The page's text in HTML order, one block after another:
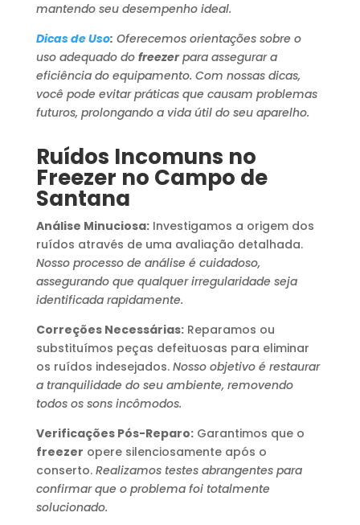
mantendo seu desempenho ideal.
Dicas de Uso: Oferecemos orientações sobre o
uso adequado do freezerpara assegurar a
eficiência do equipamento. Com nossas dicas,
você pode evitar práticas que causam problemas
futuros, prolongando a vida útil do seu aparelho.
Ruídos Incomuns no
Freezer no Campo de
Santana
Análise Minuciosa:Investigamos a origem dos
ruídos através de uma avaliação detalhada.
Nosso processo de análise é cuidadoso,
assegurando que qualquer irregularidade seja
identificada rapidamente.
Correções Necessárias:Reparamos ou
substituímos peças defeituosas para eliminar
os ruídos indesejados. Nosso objetivo é restaurar
a tranquilidade do seu ambiente, removendo
todos os sons incômodos.
Verificações Pós-Reparo:Garantimos que o
freezer opere silenciosamente após o
conserto. Realizamos testes abrangentes para
confirmar que o problema foi totalmente
solucionado.